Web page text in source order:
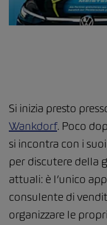
Si inizia presto
Wankdorf. Poco
si incontra con i
per discutere della
attuali: è l’unico
consulente di
organizzare le